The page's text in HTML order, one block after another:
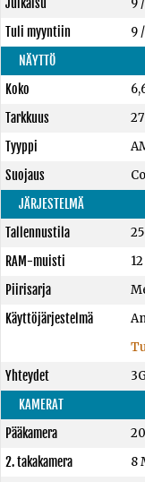
Julkaisu
9
Tuli myyntiin
9
NÄYTTÖ
Koko
Tarkkuus
Tyyppi
Suojaus
JÄRJESTELMÄ
Tallennustila
RAM-muisti
Piirisarja
Käyttöjärjestelmä
Yhteydet
KAMERAT
Pääkamera
2. takakamera
8